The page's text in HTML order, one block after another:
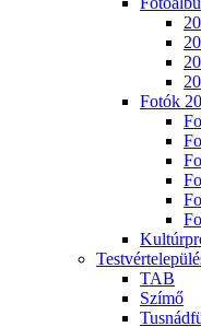
Fotók
TAB
Szímő